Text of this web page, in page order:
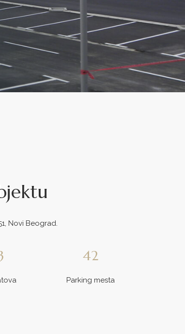
Novi Beograd.
42
Parking mesta